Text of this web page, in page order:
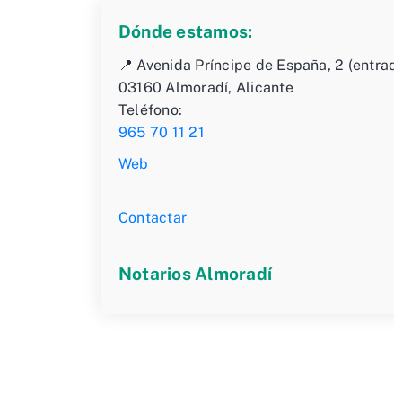
Dónde estamos:
📍 Avenida Príncipe de España, 2
03160 Almoradí, Alicante
Teléfono:
965 70 11 21
Web
Contactar
Notarios Almoradí